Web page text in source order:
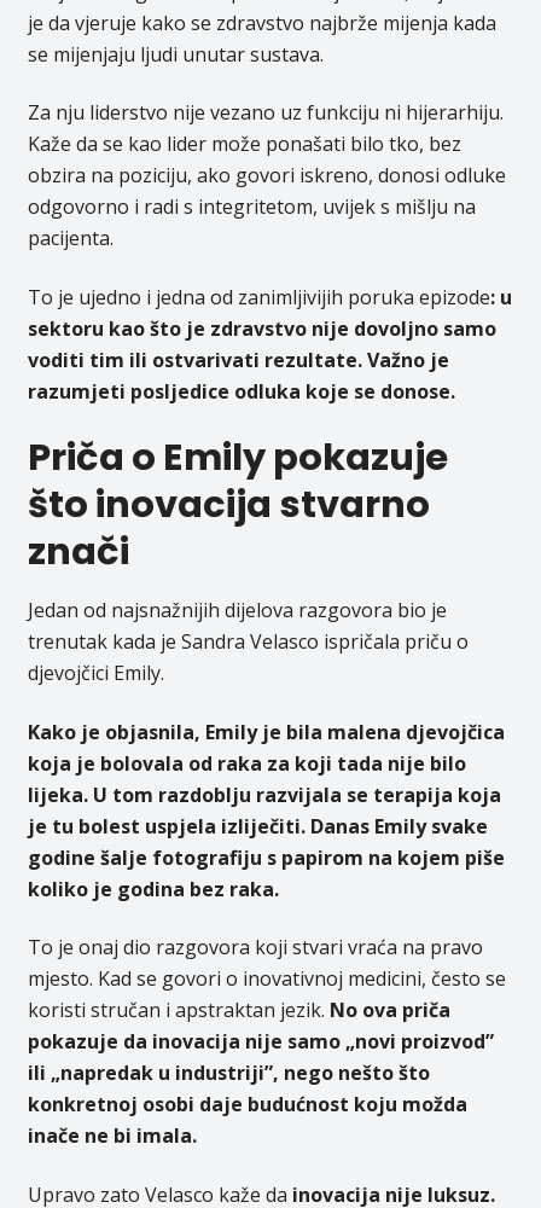
je da vjeruje kako se zdravstvo najbrže mijenja kada
se mijenjaju ljudi unutar sustava.
Za nju liderstvo nije vezano uz funkciju ni hijerarhiju.
Kaže da se kao lider može ponašati bilo tko, bez
obzira na poziciju, ako govori iskreno, donosi odluke
odgovorno i radi s integritetom, uvijek s mišlju na
pacijenta.
To je ujedno i jedna od zanimljivijih poruka epizode: u
sektoru kao što je zdravstvo nije dovoljno samo
voditi tim ili ostvarivati rezultate. Važno je
razumjeti posljedice odluka koje se donose.
Priča o Emily pokazuje
što inovacija stvarno
znači
Jedan od najsnažnijih dijelova razgovora bio je
trenutak kada je Sandra Velasco ispričala priču o
djevojčici Emily.
Kako je objasnila, Emily je bila malena djevojčica
koja je bolovala od raka za koji tada nije bilo
lijeka. U tom razdoblju razvijala se terapija koja
je tu bolest uspjela izliječiti. Danas Emily svake
godine šalje fotografiju s papirom na kojem piše
koliko je godina bez raka.
To je onaj dio razgovora koji stvari vraća na pravo
mjesto. Kad se govori o inovativnoj medicini, često se
koristi stručan i apstraktan jezik. No ova priča
pokazuje da inovacija nije samo „novi proizvod”
ili „napredak u industriji”, nego nešto što
konkretnoj osobi daje budućnost koju možda
inače ne bi imala.
Upravo zato Velasco kaže da inovacija nije luksuz.